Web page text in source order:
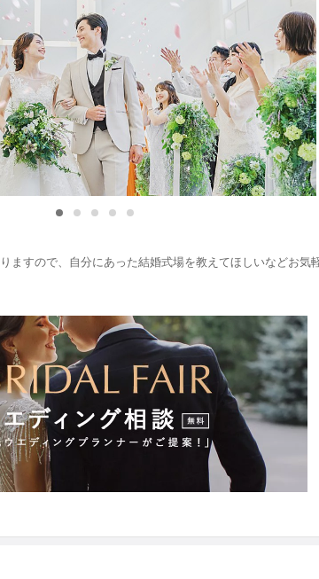
ますので、自分にあった結婚式場を教えてほしいなどお気